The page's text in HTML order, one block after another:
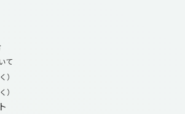
て
）
）